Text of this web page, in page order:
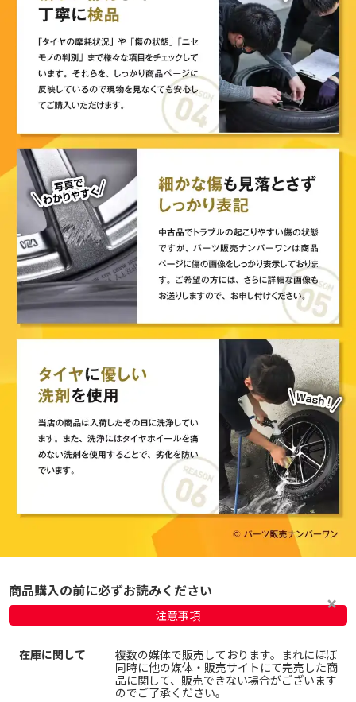
商品購入の前に必ずお読みください
注意事項
在庫に関して
複数の媒体で販売しております。まれにほぼ
同時に他の媒体・販売サイトにて完売した商
品に関して、販売できない場合がございます
のでご了承ください。